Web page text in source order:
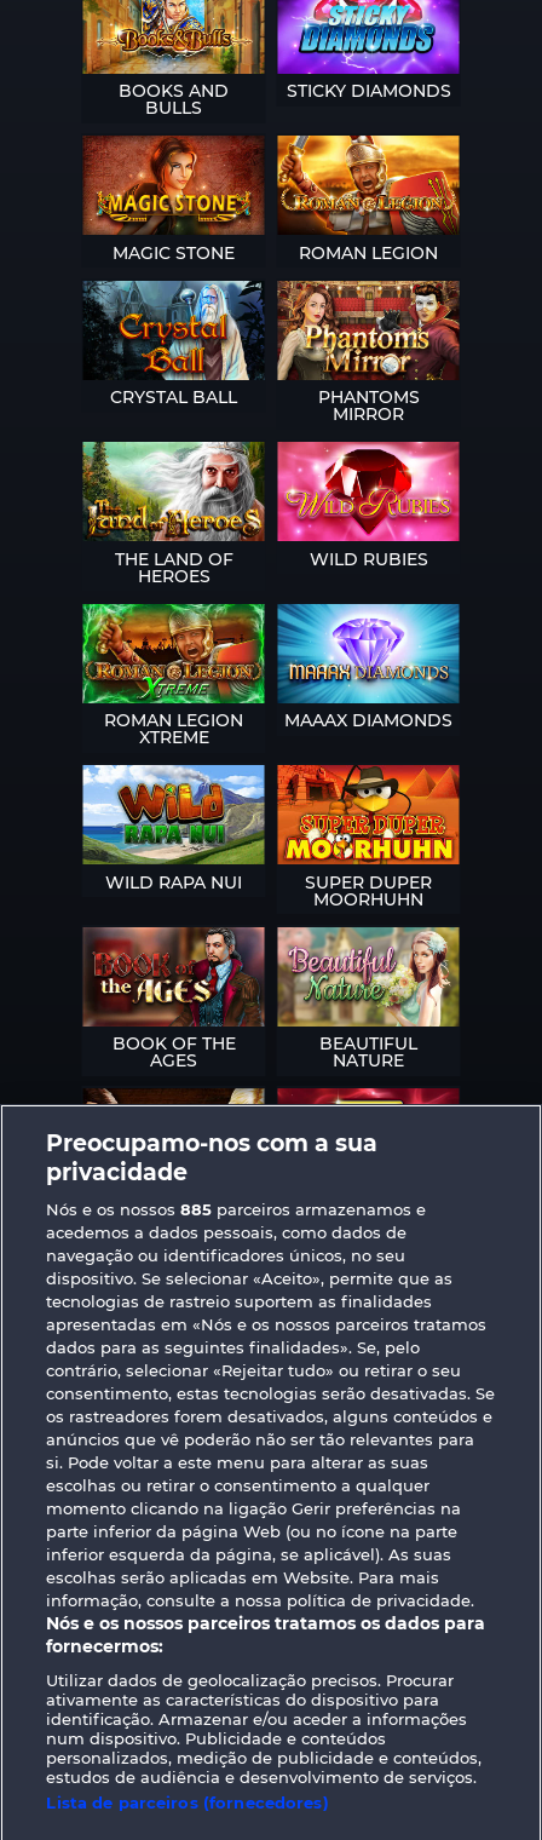
BOOKS AND
BULLS
STICKY DIAMONDS
MAGIC STONE ROMAN LEGION
CRYSTAL BALL PHANTOMS
MIRROR
THE LAND OF
HEROES
WILD RUBIES
ROMAN LEGION
XTREME
MAAAX DIAMONDS
WILD RAPA NUI SUPER DUPER
MOORHUHN
BOOK OF THE
AGES
BEAUTIFUL
NATURE
SIMPLY THE BEST ROYAL SEVEN
GOLDEN EI OF
MOORHUHN
FOREVER
DIAMONDS
Mostrar todos os jogos
Termos e Condições
Declaração de Privacidade Marca
Empresa Perguntas frequentes
Enviar pedido de rescisão
Preocupamo-nos com a sua
privacidade
Nós e os nossos885 parceiros armazenamos e
acedemos a dados pessoais, como dados de
navegação ou identificadores únicos, no seu
dispositivo. Se selecionar «Aceito», permite que as
tecnologias de rastreio suportem as finalidades
apresentadas em «Nós e os nossos parceiros tratamos
dados para as seguintes finalidades». Se, pelo
contrário, selecionar «Rejeitar tudo» ou retirar o seu
consentimento, estas tecnologias serão desativadas. Se
os rastreadores forem desativados, alguns conteúdos e
anúncios que vê poderão não ser tão relevantes para
si. Pode voltar a este menu para alterar as suas
escolhas ou retirar o consentimento a qualquer
momento clicando na ligação Gerir preferências na
parte inferior da página Web (ou no ícone na parte
inferior esquerda da página, se aplicável). As suas
escolhas serão aplicadas em Website. Para mais
informação, consulte a nossa política de privacidade.
Nós e os nossos parceiros tratamos os dados para
fornecermos:
Utilizar dados de geolocalização precisos. Procurar
ativamente as características do dispositivo para
identificação. Armazenar e/ou aceder a informações
num dispositivo. Publicidade e conteúdos
personalizados, medição de publicidade e conteúdos,
estudos de audiência e desenvolvimento de serviços.
Lista de parceiros (fornecedores)